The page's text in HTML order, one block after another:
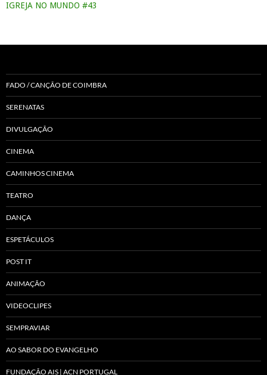
IGREJA NO MUNDO #43
FADO / CANÇÃO DE COIMBRA
SERENATAS
DIVULGAÇÃO
CINEMA
CAMINHOS CINEMA
TEATRO
DANÇA
ESPETÁCULOS
POST IT
ANIMAÇÃO
VIDEOCLIPES
SEMPRAVIAR
AO SABOR DO EVANGELHO
FUNDAÇÃO AIS | ACN PORTUGAL